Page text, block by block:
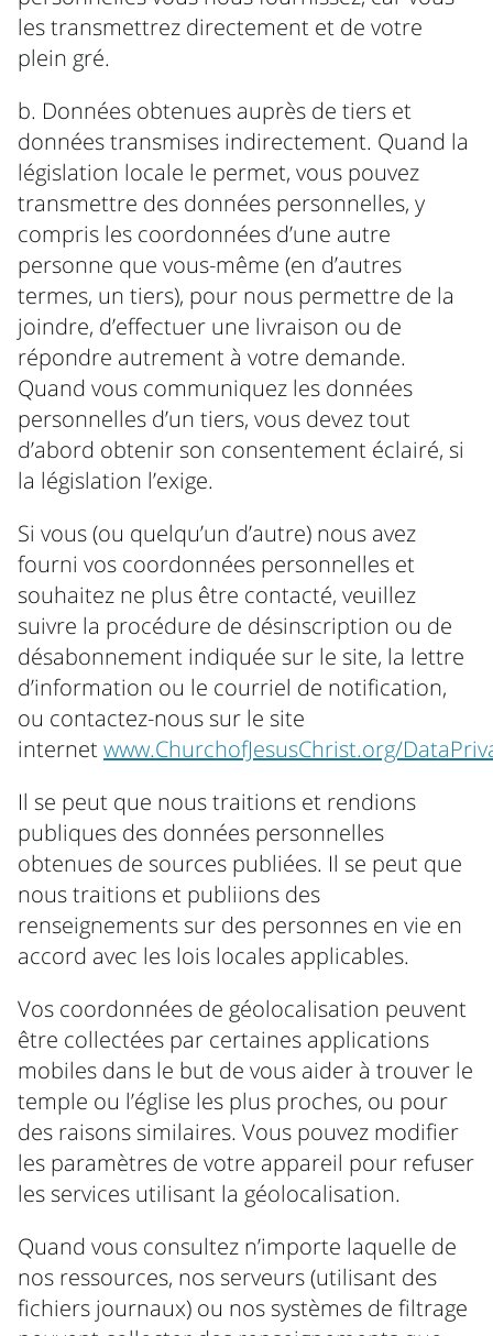
les transmettrez directement et de votre
plein gré.
b. Données obtenues auprès de tiers et
données transmises indirectement. Quand la
législation locale le permet, vous pouvez
transmettre des données personnelles, y
compris les coordonnées d’une autre
personne que vous-même (en d’autres
termes, un tiers), pour nous permettre de la
joindre, d’effectuer une livraison ou de
répondre autrement à votre demande.
Quand vous communiquez les données
personnelles d’un tiers, vous devez tout
d’abord obtenir son consentement éclairé, si
la législation l’exige.
Si vous (ou quelqu’un d’autre) nous avez
fourni vos coordonnées personnelles et
souhaitez ne plus être contacté, veuillez
suivre la procédure de désinscription ou de
désabonnement indiquée sur le site, la lettre
d’information ou le courriel de notification,
ou contactez-nous sur le site
internetwww.ChurchofJesusChrist.org/
Il se peut que nous traitions et rendions
publiques des données personnelles
obtenues de sources publiées. Il se peut que
nous traitions et publiions des
renseignements sur des personnes en vie en
accord avec les lois locales applicables.
Vos coordonnées de géolocalisation peuvent
être collectées par certaines applications
mobiles dans le but de vous aider à trouver le
temple ou l’église les plus proches, ou pour
des raisons similaires. Vous pouvez modifier
les paramètres de votre appareil pour refuser
les services utilisant la géolocalisation.
Quand vous consultez n’importe laquelle de
nos ressources, nos serveurs (utilisant des
fichiers journaux) ou nos systèmes de filtrage